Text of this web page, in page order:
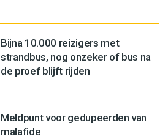
Bijna 10.000 reizigers met
strandbus, nog onzeker of bus na
de proef blijft rijden
Meldpunt voor gedupeerden van
malafide